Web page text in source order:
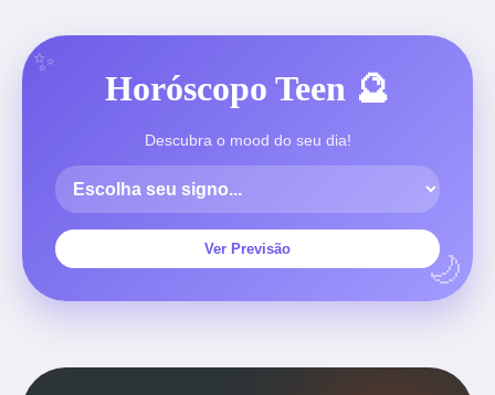
Horóscopo Teen 🔮
Descubra o mood do seu dia!
Ver Previsão